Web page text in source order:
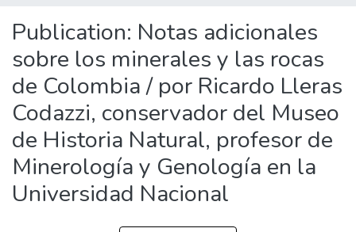
Statistics
Publication: Notas adicionales
sobre los minerales y las rocas
de Colombia / por Ricardo Lleras
Codazzi, conservador del Museo
de Historia Natural, profesor de
Minerología y Genología en la
Universidad Nacional